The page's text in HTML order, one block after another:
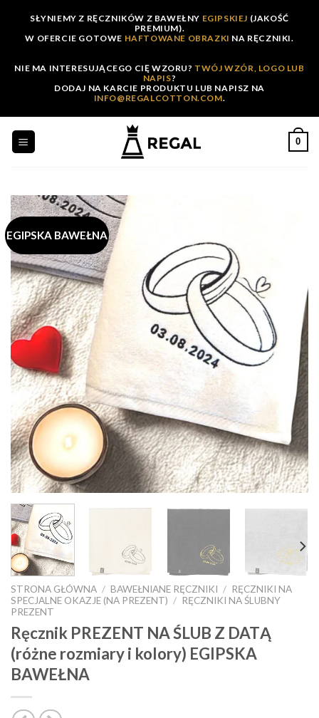
content
SŁYNIEMY Z RĘCZNIKÓW Z BAWEŁNY EGIPSKIEJ (JAKOŚĆ
PREMIUM).
W OFERCIE GOTOWE HAFTOWANE OBRAZKI NA RĘCZNIKI.
NIE MA INTERESUJĄCEGO CIĘ WZORU? TWÓJ WZÓR, LOGO LUB
NAPIS?
DODAJ NA KARCIE PRODUKTU LUB NAPISZ NA
INFO@REGALCOTTON.COM.
0
EGIPSKA BAWEŁNA
STRONA GŁÓWNA / BAWEŁNIANE RĘCZNIKI / RĘCZNIKI NA
SPECJALNE OKAZJE (NA PREZENT) / RĘCZNIKI NA ŚLUBNY
PREZENT
Ręcznik PREZENT NA ŚLUB Z DATĄ
(różne rozmiary i kolory) EGIPSKA
BAWEŁNA